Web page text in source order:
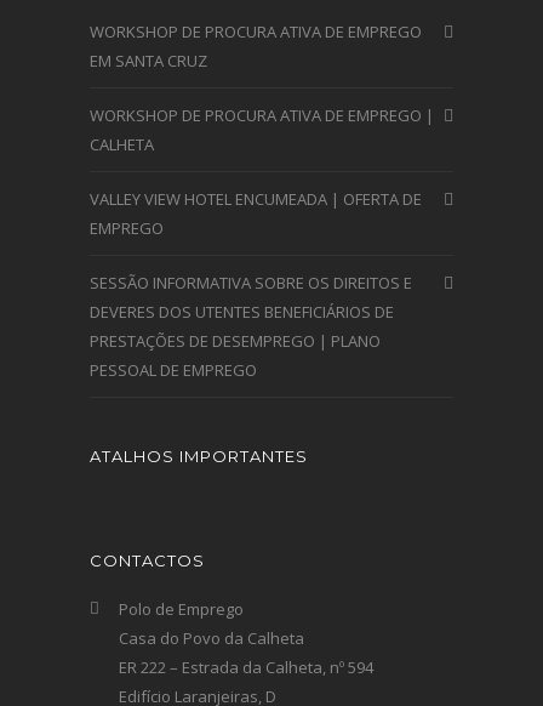
WORKSHOP DE PROCURA ATIVA DE EMPREGO
EM SANTA CRUZ
WORKSHOP DE PROCURA ATIVA DE EMPREGO |
CALHETA
VALLEY VIEW HOTEL ENCUMEADA | OFERTA DE
EMPREGO
SESSÃO INFORMATIVA SOBRE OS DIREITOS E
DEVERES DOS UTENTES BENEFICIÁRIOS DE
PRESTAÇÕES DE DESEMPREGO | PLANO
PESSOAL DE EMPREGO
ATALHOS IMPORTANTES
CONTACTOS
Polo de Emprego
Casa do Povo da Calheta
ER 222 – Estrada da Calheta, nº 594
Edifício Laranjeiras, D